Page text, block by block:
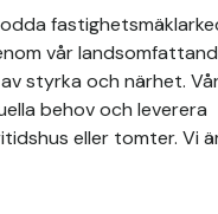
vår
styrka och närhet.
behov och leverera
eller tomter. Vi